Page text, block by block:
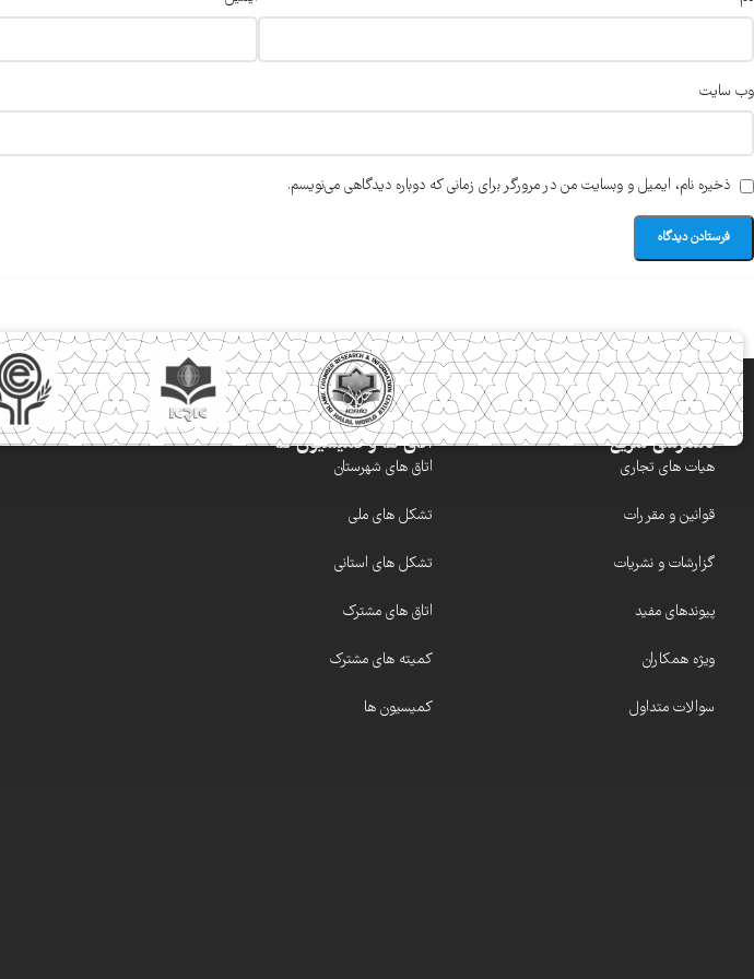
وب‌ سایت
ذخیره نام، ایمیل و وبسایت من در مرورگر برای زمانی که دوباره دیدگاهی می‌نویسم.
دسترسی سریع
هیات های تجاری
قوانین و مقررات
گزارشات و نشریات
پیوندهای مفید
ویژه همکاران
سوالات متداول
اتاق ها و کمیسیون ها
اتاق های شهرستان
تشکل های ملی
تشکل های استانی
اتاق های مشترک
کمیته های مشترک
کمیسیون ها